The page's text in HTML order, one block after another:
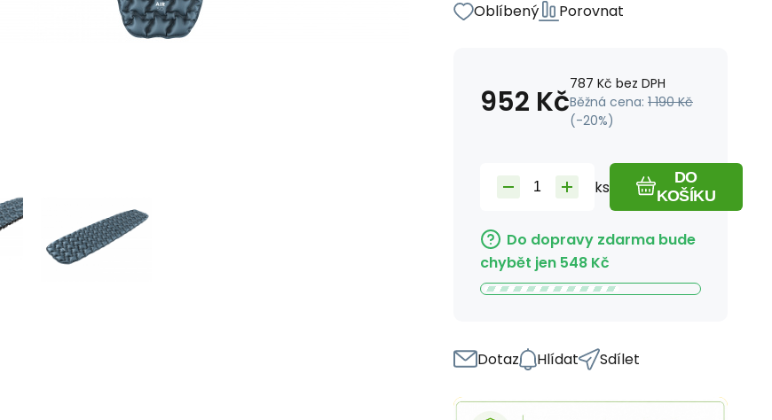
Oblíbený Porovnat
952 Kč787 Kč bez DPH
Běžná cena: 1 190 Kč
(-20%)
ks
DO
KOŠÍKU
Do dopravy zdarma bude
chybět jen 548 Kč
Dotaz Hlídat Sdílet